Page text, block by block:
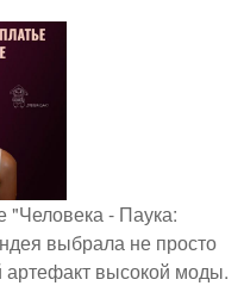
"Человека - Паука:
выбрала не просто
высокой моды.